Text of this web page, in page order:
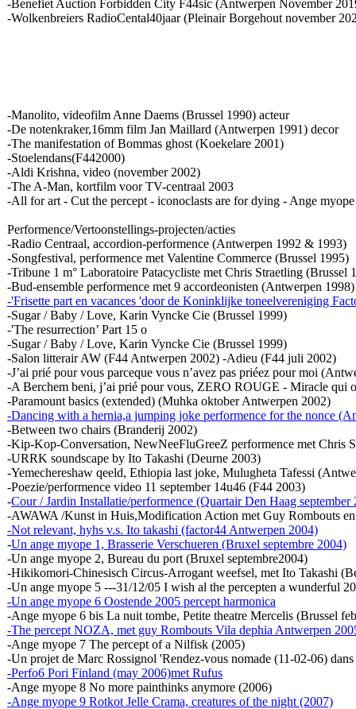
-Benefiet Auction Forbidden City F44sic (Antwerpen November
-Wolkenbreiers RadioCental40jaar (Pleinair Borgehout november
-Manolito, videofilm Anne Daems (Brussel 1990) acteur
-De notenkraker,16mm film Jan Maillard (Antwerpen 1991) decor
-The manifestation of Bommas ghost (Koekelare 2001)
-Stoelendans(F442000)
-Aldi Krishna, video (november 2002)
-The A-Man, kortfilm voor TV-centraal 2003
-All for art - Cut the percept - iconoclasts are for dying - Ange
Performence/Vertoonstellings-projecten/acties
-Radio Centraal, accordion-performence (Antwerpen 1992 & 1993)
-Songfestival, performence met Valentine Commerce (Brussel 1995)
-Tribune 1 m° Laboratoire Patacycliste met Chris Straetling (Brussel
-Bud-ensemble performence met 9 accordeonisten (Antwerpen 1998)
-'Frisette part en vacances 'door de Koninklijke toneelvereniging
-Sugar / Baby / Love, Karin Vyncke Cie (Brussel 1999)
-'The resurrection’ Part 15 o
-Sugar / Baby / Love, Karin Vyncke Cie (Brussel 1999)
-Salon litterair AW (F44 Antwerpen 2002) -Adieu (F44 juli 2002)
-J’ai prié pour vous parceque vous n’avez pas priéez pour moi
-A Berchem beni, j’ai prié pour vous, ZERO ROUGE - Miracle qui
-Paramount basics (extended) (Muhka oktober Antwerpen 2002)
-Dancing with a hernia,a jumping joke performence for the nonce
-Between two chairs (Branderij 2002)
-Kip-Kop-Conversation, NewNeeFluGreeZ performence met Chris
-URRK soundscape by Ito Takashi (Deurne 2003)
-Yemechereshaw qeeld, Ethiopia last joke, Mulugheta Tafessi
-Poezie/performence video 11 september 14u46 (F44 2003)
-Cour / Jardin Installatie/performence (Quartair Den Haag september
-AWAWA /Kunst in Huis,Modification Action met Guy Rombouts
-Not relevant, hyhs v.s. Ito takashi (factor44 Antwerpen 2004)
-Un ange myope 1, Brasserie Verschueren (Bruxel septembre 2004)
-Un ange myope 2, Bureau du port (Bruxel septembre2004)
-Hikikomori-Chinesisch Circus-Arrogant weefsel, met Ito Takashi
-Un ange myope 5 ---31/12/05 I wish al the percepten a wunderful
-Un ange myope 6 Oostende 2005 percept harmonica
-Ange myope 6 bis La nuit tombe, Petite theatre Mercelis (Brussel
-The percept NOZA, met guy Rombouts Vila dephia Antwerpen
-Ange myope 7 The percept of a Nilfisk (2005)
-Un projet de Marc Rossignol 'Rendez-vous nomade (11-02-06)
-Perfo6 Pori Finland (may 2006)met Rufus
-Ange myope 8 No more painthinks anymore (2006)
-Ange myope 9 Rotkot Jelle Crama, creatures of the night (2007)